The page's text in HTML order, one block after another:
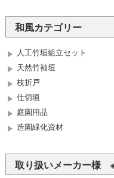
和風カテゴリー
人工竹垣組立セット
天然竹袖垣
枝折戸
仕切垣
庭園用品
造園緑化資材
取り扱いメーカー様